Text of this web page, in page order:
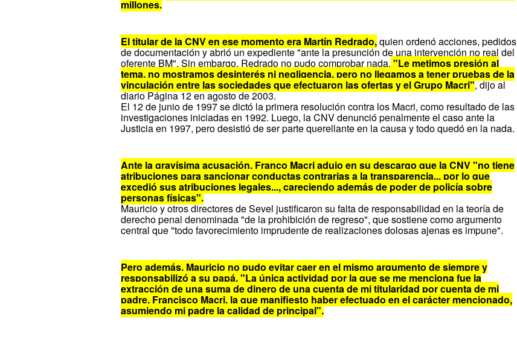
millones.
El titular de la CNV en ese momento era Martín Redrado,quien ordenó acciones, pedidos
de documentación y abrió un expediente "ante la presunción de una intervención no real del
oferente BM". Sin embargo, Redrado no pudo comprobar nada. "Le metimos presión al
tema, no mostramos desinterés ni negligencia, pero no llegamos a tener pruebas de la
vinculación entre las sociedades que efectuaron las ofertas y el Grupo Macri", dijo al
diario Página 12 en agosto de 2003.
El 12 de junio de 1997 se dictó la primera resolución contra los Macri, como resultado de las
investigaciones iniciadas en 1992. Luego, la CNV denunció penalmente el caso ante la
Justicia en 1997, pero desistió de ser parte querellante en la causa y todo quedó en la nada.
Ante la gravísima acusación, Franco Macri adujo en su descargo que la CNV "no tiene
atribuciones para sancionar conductas contrarias a la transparencia... por lo que
excedió sus atribuciones legales..., careciendo además de poder de policía sobre
personas físicas".
Mauricio y otros directores de Sevel justificaron su falta de responsabilidad en la teoría de
derecho penal denominada "de la prohibición de regreso", que sostiene como argumento
central que "todo favorecimiento imprudente de realizaciones dolosas ajenas es impune".
Pero además, Mauricio no pudo evitar caer en el mismo argumento de siempre y
responsabilizó a su papá. "La única actividad por la que se me menciona fue la
extracción de una suma de dinero de una cuenta de mi titularidad por cuenta de mi
padre, Francisco Macri, la que manifiesto haber efectuado en el carácter mencionado,
asumiendo mi padre la calidad de principal".